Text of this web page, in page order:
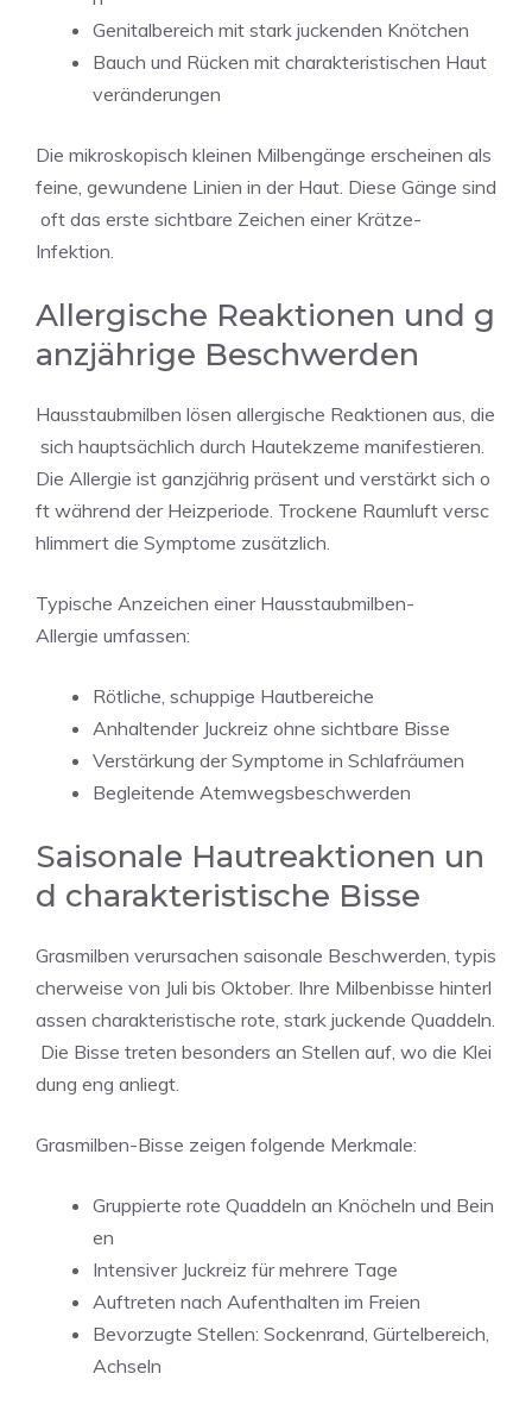
Genitalbereich mit stark juckenden Knötchen
Bauch und Rücken mit charakteristischen Haut
veränderungen
Die mikroskopisch kleinen Milbengänge erscheinen als
feine, gewundene Linien in der Haut. Diese Gänge sind
oft das erste sichtbare Zeichen einer Krätze-
Infektion.
Allergische Reaktionen und g
anzjährige Beschwerden
Hausstaubmilben lösen allergische Reaktionen aus, die
sich hauptsächlich durch Hautekzeme manifestieren.
Die Allergie ist ganzjährig präsent und verstärkt sich o
ft während der Heizperiode. Trockene Raumluft versc
hlimmert die Symptome zusätzlich.
Typische Anzeichen einer Hausstaubmilben-
Allergie umfassen:
Rötliche, schuppige Hautbereiche
Anhaltender Juckreiz ohne sichtbare Bisse
Verstärkung der Symptome in Schlafräumen
Begleitende Atemwegsbeschwerden
Saisonale Hautreaktionen un
d charakteristische Bisse
Grasmilben verursachen saisonale Beschwerden, typis
cherweise von Juli bis Oktober. Ihre Milbenbisse hinterl
assen charakteristische rote, stark juckende Quaddeln.
Die Bisse treten besonders an Stellen auf, wo die Klei
dung eng anliegt.
Grasmilben-Bisse zeigen folgende Merkmale:
Gruppierte rote Quaddeln an Knöcheln und Bein
en
Intensiver Juckreiz für mehrere Tage
Auftreten nach Aufenthalten im Freien
Bevorzugte Stellen: Sockenrand, Gürtelbereich,
Achseln